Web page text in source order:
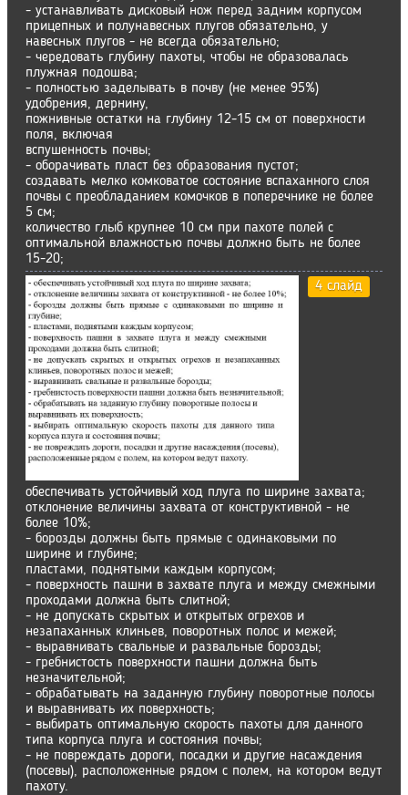
- устанавливать дисковый нож перед задним корпусом
прицепных и полунавесных плугов обязательно, у
навесных плугов - не всегда обязательно;
- чередовать глубину пахоты, чтобы не образовалась
плужная подошва;
- полностью заделывать в почву (не менее 95%)
удобрения, дернину,
пожнивные остатки на глубину 12-15 см от поверхности
поля, включая
вспушенность почвы;
- оборачивать пласт без образования пустот;
создавать мелко комковатое состояние вспаханного слоя
почвы с преобладанием комочков в поперечнике не более
5 см;
количество глыб крупнее 10 см при пахоте полей с
оптимальной влажностью почвы должно быть не более
15-20;
4 слайд
обеспечивать устойчивый ход плуга по ширине захвата;
отклонение величины захвата от конструктивной - не
более 10%;
- борозды должны быть прямые с одинаковыми по
ширине и глубине;
пластами, поднятыми каждым корпусом;
- поверхность пашни в захвате плуга и между смежными
проходами должна быть слитной;
- не допускать скрытых и открытых огрехов и
незапаханных клиньев, поворотных полос и межей;
- выравнивать свальные и развальные борозды;
- гребнистость поверхности пашни должна быть
незначительной;
- обрабатывать на заданную глубину поворотные полосы
и выравнивать их поверхность;
- выбирать оптимальную скорость пахоты для данного
типа корпуса плуга и состояния почвы;
- не повреждать дороги, посадки и другие насаждения
(посевы), расположенные рядом с полем, на котором ведут
пахоту.